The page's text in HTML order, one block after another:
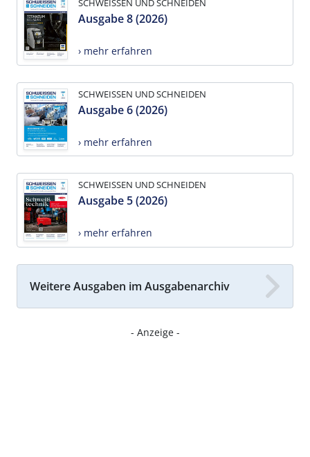
SCHWEISSEN UND SCHNEIDEN
Ausgabe 8 (2026)
› mehr erfahren
SCHWEISSEN UND SCHNEIDEN
Ausgabe 6 (2026)
› mehr erfahren
SCHWEISSEN UND SCHNEIDEN
Ausgabe 5 (2026)
› mehr erfahren
Weitere Ausgaben im Ausgabenarchiv
- Anzeige -